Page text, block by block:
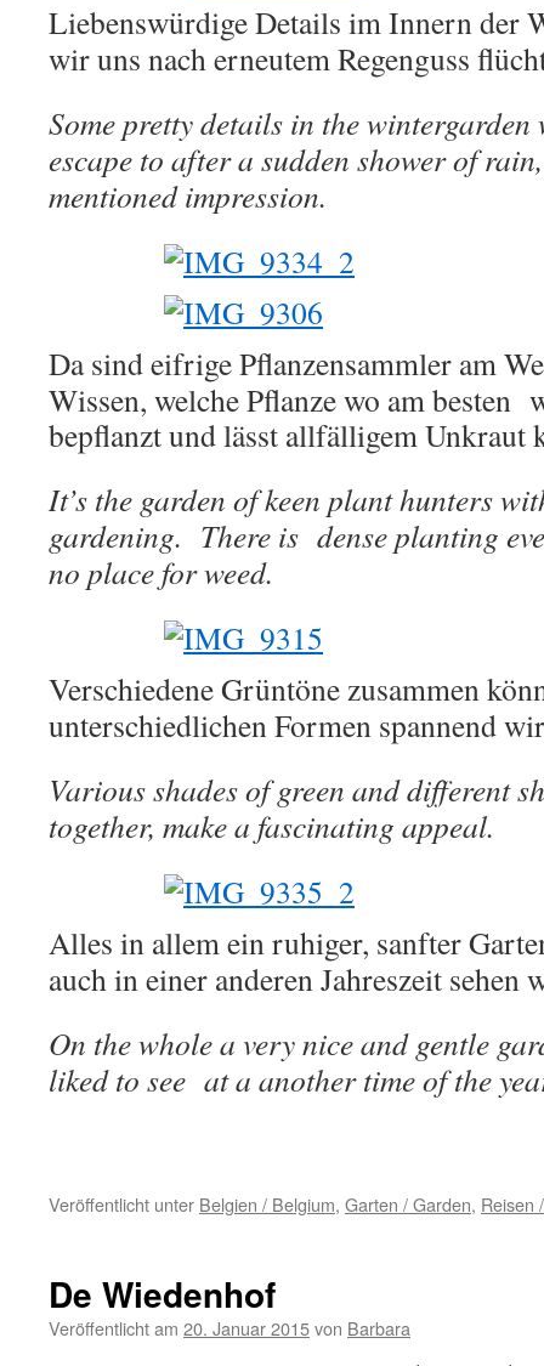
Liebenswürdige Details im Innern der
wir uns nach erneutem Regenguss
Some pretty details in the wintergarden
escape to after a sudden shower of
mentioned impression.
Da sind eifrige Pflanzensammler am
Wissen, welche Pflanze wo am besten
bepflanzt und lässt allfälligem Unkraut
It’s the garden of keen plant hunters
gardening. There is dense planting
no place for weed.
Verschiedene Grüntöne zusammen
unterschiedlichen Formen spannend
Various shades of green and different
together, make a fascinating appeal.
Alles in allem ein ruhiger, sanfter
auch in einer anderen Jahreszeit sehen
On the whole a very nice and gentle
liked to see at a another time of the
Veröffentlicht unter Belgien / Belgium, Garten / Garden, Reisen
De Wiedenhof
Veröffentlicht am 20. Januar 2015von Barbara